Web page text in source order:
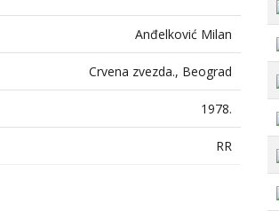
Anđelković Milan
Crvena zvezda., Beograd
1978.
RR